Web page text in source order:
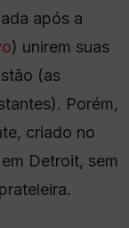
após a
) unirem suas
(as
Porém,
criado no
Detroit, sem